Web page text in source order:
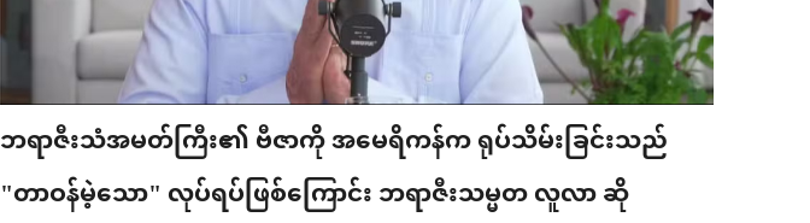
ဘရာဇီးသံအမတ်ကြီး၏ ဗီဇာကို အမေရိကန်က ရုပ်သိမ်းခြင်းသည်
"တာဝန်မဲ့သော" လုပ်ရပ်ဖြစ်ကြောင်း ဘရာဇီးသမ္မတ လူလာ ဆို